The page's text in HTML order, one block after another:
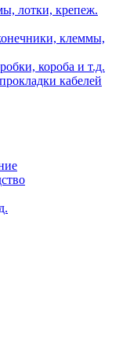
лотки, крепеж.
клеммы,
короба и т.д.
кабелей